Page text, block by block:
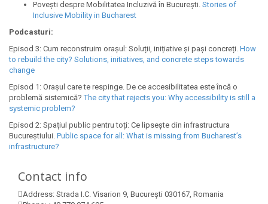
Povești despre Mobilitatea Incluzivă în București. Stories of
Inclusive Mobility in Bucharest
Podcasturi:
Episod 3: Cum reconstruim orașul: Soluții, inițiative și pași concreți. How
to rebuild the city? Solutions, initiatives, and concrete steps towards
change
Episod 1: Orașul care te respinge. De ce accesibilitatea este încă o
problemă sistemică?The city that rejects you: Why accessibility is still a
systemic problem?
Episod 2: Spațiul public pentru toți: Ce lipsește din infrastructura
Bucureștiului. Public space for all: What is missing from Bucharest’s
infrastructure?
Contact info
Address: Strada I.C. Visarion 9, București 030167, Romania